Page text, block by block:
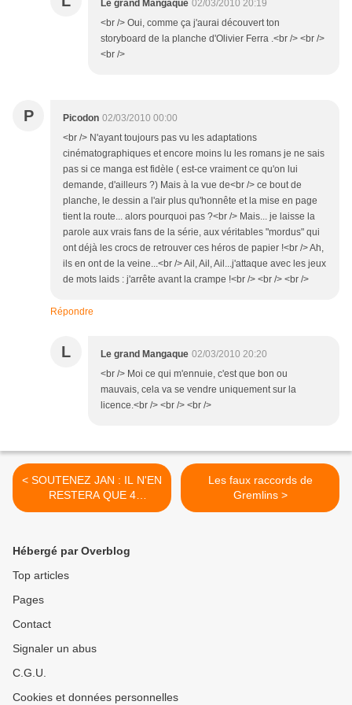
Le grand Mangaque 02/03/2010 20:19
<br /> Oui, comme ça j'aurai découvert ton
storyboard de la planche d'Olivier Ferra .<br /> <br />
<br />
P Picodon 02/03/2010 00:00
<br /> N'ayant toujours pas vu les adaptations
cinématographiques et encore moins lu les romans je ne sais
pas si ce manga est fidèle ( est-ce vraiment ce qu'on lui
demande, d'ailleurs ?) Mais à la vue de<br /> ce bout de
planche, le dessin a l'air plus qu'honnête et la mise en page
tient la route... alors pourquoi pas ?<br /> Mais... je laisse la
parole aux vrais fans de la série, aux véritables "mordus" qui
ont déjà les crocs de retrouver ces héros de papier !<br /> Ah,
ils en ont de la veine...<br /> Ail, Ail, Ail...j'attaque avec les jeux
de mots laids : j'arrête avant la crampe !<br /> <br /> <br />
Répondre
L Le grand Mangaque 02/03/2010 20:20
<br /> Moi ce qui m'ennuie, c'est que bon ou
mauvais, cela va se vendre uniquement sur la
licence.<br /> <br /> <br />
< SOUTENEZ JAN : IL N'EN
RESTERA QUE 4
(L'EPREUVE)
Les faux raccords de
Gremlins >
Hébergé par Overblog
Top articles
Pages
Contact
Signaler un abus
C.G.U.
Cookies et données personnelles